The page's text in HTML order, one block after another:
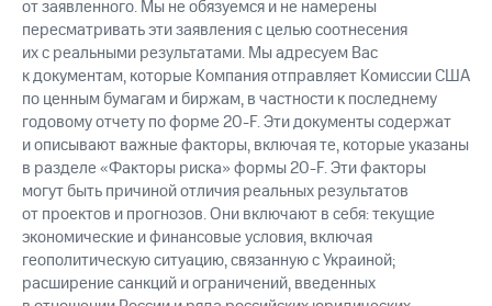
от заявленного. Мы не обязуемся и не намерены
пересматривать эти заявления с целью соотнесения
их с реальными результатами. Мы адресуем Вас
к документам, которые Компания отправляет Комиссии США
по ценным бумагам и биржам, в частности к последнему
годовому отчету по форме 20-F. Эти документы содержат
и описывают важные факторы, включая те, которые указаны
в разделе «Факторы риска» формы 20-F. Эти факторы
могут быть причиной отличия реальных результатов
от проектов и прогнозов. Они включают в себя: текущие
экономические и финансовые условия, включая
геополитическую ситуацию, связанную с Украиной;
расширение санкций и ограничений, введенных